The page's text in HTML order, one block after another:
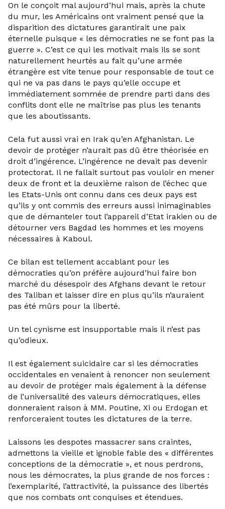
On le conçoit mal aujourd’hui mais, après la chute
du mur, les Américains ont vraiment pensé que la
disparition des dictatures garantirait une paix
éternelle puisque « les démocraties ne se font pas la
guerre ». C’est ce qui les motivait mais ils se sont
naturellement heurtés au fait qu’une armée
étrangère est vite tenue pour responsable de tout ce
qui ne va pas dans le pays qu’elle occupe et
immédiatement sommée de prendre parti dans des
conflits dont elle ne maîtrise pas plus les tenants
que les aboutissants.
Cela fut aussi vrai en Irak qu’en Afghanistan. Le
devoir de protéger n’aurait pas dû être théorisée en
droit d’ingérence. L’ingérence ne devait pas devenir
protectorat. Il ne fallait surtout pas vouloir en mener
deux de front et la deuxième raison de l’échec que
les Etats-Unis ont connu dans ces deux pays est
qu’ils y ont commis des erreurs aussi inimaginables
que de démanteler tout l’appareil d’Etat irakien ou de
détourner vers Bagdad les hommes et les moyens
nécessaires à Kaboul.
Ce bilan est tellement accablant pour les
démocraties qu’on préfère aujourd’hui faire bon
marché du désespoir des Afghans devant le retour
des Taliban et laisser dire en plus qu’ils n’auraient
pas été mûrs pour la liberté.
Un tel cynisme est insupportable mais il n’est pas
qu’odieux.
Il est également suicidaire car si les démocraties
occidentales en venaient à renoncer non seulement
au devoir de protéger mais également à la défense
de l’universalité des valeurs démocratiques, elles
donneraient raison à MM. Poutine, Xi ou Erdogan et
renforceraient toutes les dictatures de la terre.
Laissons les despotes massacrer sans craintes,
admettons la vieille et ignoble fable des « différentes
conceptions de la démocratie », et nous perdrons,
nous les démocrates, la plus grande de nos forces :
l’exemplarité, l’attractivité, la puissance des libertés
que nos combats ont conquises et étendues.